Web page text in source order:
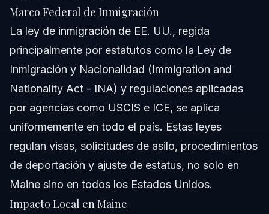
Marco Federal de Inmigración
La ley de inmigración de EE. UU., regida
principalmente por estatutos como la Ley de
Inmigración y Nacionalidad (Immigration and
Nationality Act - INA) y regulaciones aplicadas
por agencias como USCIS e ICE, se aplica
uniformemente en todo el país. Estas leyes
regulan visas, solicitudes de asilo, procedimientos
de deportación y ajuste de estatus, no solo en
Maine sino en todos los Estados Unidos.
Impacto Local en Maine